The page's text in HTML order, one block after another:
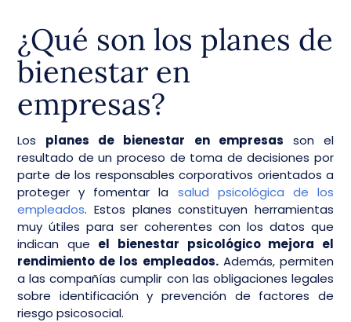
¿Qué son los planes de
bienestar en
empresas?
Los planes de bienestar en empresas son el
resultado de un proceso de toma de decisiones por
parte de los responsables corporativos orientados a
proteger y fomentar la salud psicológica de los
empleados. Estos planes constituyen herramientas
muy útiles para ser coherentes con los datos que
indican que el bienestar psicológico mejora el
rendimiento de los empleados.Además, permiten
a las compañías cumplir con las obligaciones legales
sobre identificación y prevención de factores de
riesgo psicosocial.